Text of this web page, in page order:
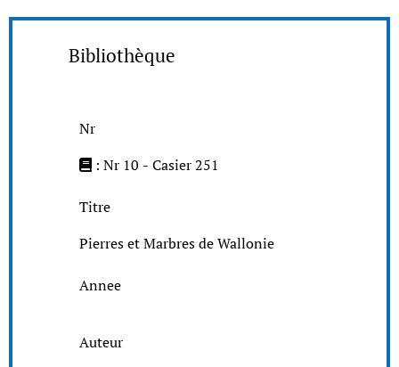
Bibliothèque
Nr
: Nr 10 - Casier 251
Titre
Pierres et Marbres de Wallonie
Annee
Auteur